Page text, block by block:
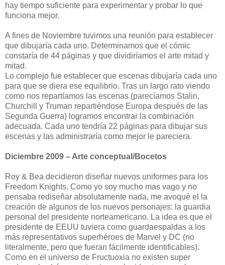
hay tiempo suficiente para experimentar y probar lo que
funciona mejor.
A fines de Noviembre tuvimos una reunión para establecer
que dibujaría cada uno. Determinamos que el cómic
constaría de 44 páginas y que dividiríamos el arte mitad y
mitad.
Lo complejo fue establecer que escenas dibujaría cada uno
para que se diera ese equilibrio. Tras un largo rato viendo
como nos repartíamos las escenas (parecíamos Stalin,
Churchill y Truman repartiéndose Europa después de las
Segunda Guerra) logramos encontrar la combinación
adecuada. Cada uno tendría 22 páginas para dibujar sus
escenas y las administraría como mejor le pareciera.
Diciembre 2009 – Arte conceptual/Bocetos
Roy & Bea decidieron diseñar nuevos uniformes para los
Freedom Knights. Como yo soy mucho mas vago y no
pensaba rediseñar absolutamente nada, me avoqué el la
creación de algunos de los nuevos personajes: la guardia
personal del presidente norteamericano. La idea es que el
presidente de EEUU tuviera como guardaespaldas a los
más representativos superhéroes de Marvel y DC (no
literalmente, pero que fueran fácilmente identificables).
Como en el universo de Fructuoxia no existen super